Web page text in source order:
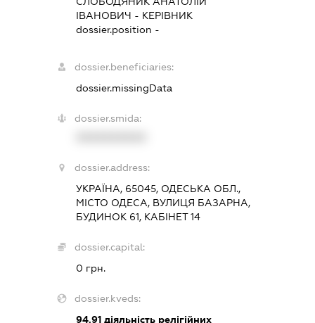
ІВАНОВИЧ - КЕРІВНИК
dossier.position -
dossier.beneficiaries:
dossier.missingData
dossier.smida:
dossier.address:
УКРАЇНА, 65045, ОДЕСЬКА ОБЛ.,
МІСТО ОДЕСА, ВУЛИЦЯ БАЗАРНА,
БУДИНОК 61, КАБІНЕТ 14
dossier.capital:
0 грн.
dossier.kveds:
94.91 діяльність релігійних